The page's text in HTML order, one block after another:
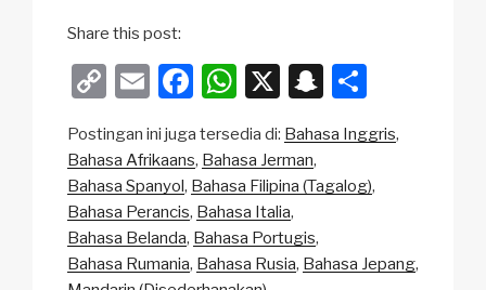
Share this post:
C
p
y
Li
n
E
ail
F
c
e
b
o
W
at
s
A
p
X
S
a
p
h
ar
e
Postingan ini juga tersedia di: Bahasa Inggris
Bahasa Afrikaans Bahasa Jerman
Bahasa Spanyol Bahasa Filipina (Tagalog)
Bahasa Perancis Bahasa Italia
Bahasa Belanda Bahasa Portugis
Bahasa Rumania Bahasa Rusia Bahasa Jepang